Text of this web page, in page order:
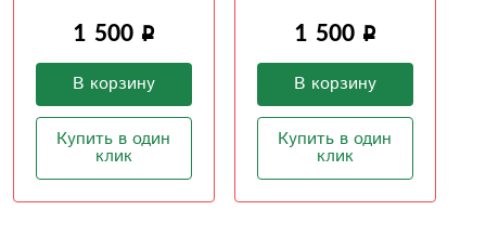
1 500
В корзину
Купить в один
клик
2 100
В корзину
Купить в один
клик